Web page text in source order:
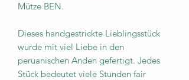
Mütze BEN.
Dieses handgestrickte Lieblingsstück
wurde mit viel Liebe in den
peruanischen Anden gefertigt. Jedes
Stück bedeutet viele Stunden fair